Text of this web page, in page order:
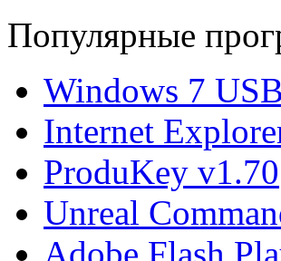
Популярные
Windows 7
Internet
ProduKey v1.70
Unreal
Adobe Flash